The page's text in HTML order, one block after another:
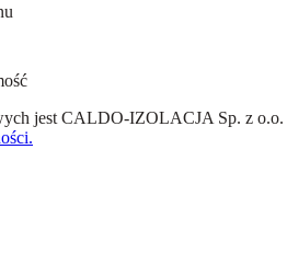
jest CALDO-IZOLACJA Sp. z o.o.